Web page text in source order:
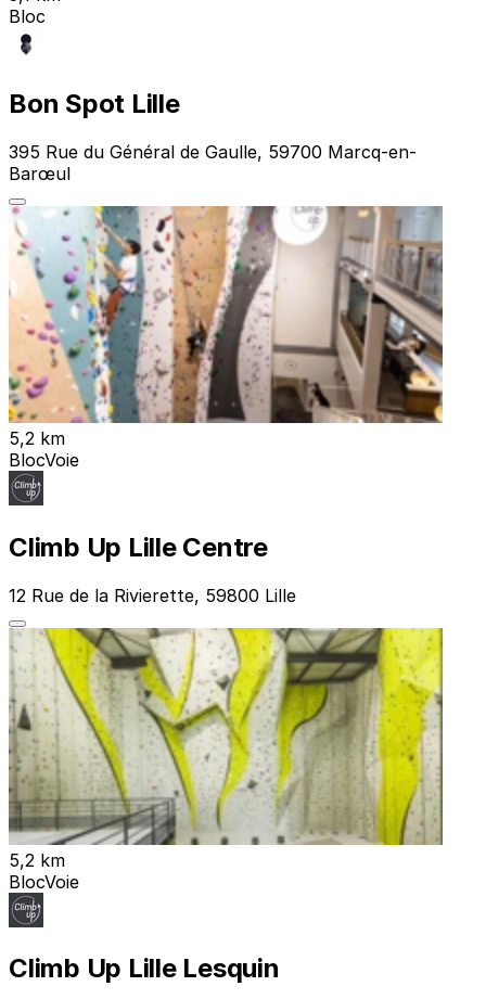
Bloc
Bon Spot Lille
395 Rue du Général de Gaulle, 59700 Marcq-en-
Barœul
5,2 km
BlocVoie
Climb Up Lille Centre
12 Rue de la Rivierette, 59800 Lille
5,2 km
BlocVoie
Climb Up Lille Lesquin